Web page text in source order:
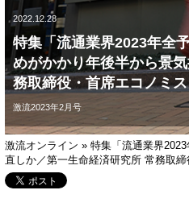
2022.12.28
特集「流通業界2023年
めがかかり年後半から景
務取締役・首席エコノミ
激流2023年2月号
激流オンライン » 特集「流通業界
直しか／第一生命経済研究所 常務取